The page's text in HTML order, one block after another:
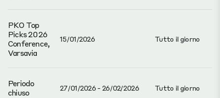
PKO Top
Picks 2026
Conference,
Varsavia
15/01/2026 Tutto il giorno
Periodo
chiuso
27/01/2026 - 26/02/2026 Tutto il giorno